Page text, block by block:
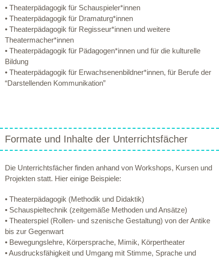
• Theaterpädagogik für Schauspieler*innen
• Theaterpädagogik für Dramaturg*innen
• Theaterpädagogik für Regisseur*innen und weitere
Theatermacher*innen
• Theaterpädagogik für Pädagogen*innen und für die kulturelle
Bildung
• Theaterpädagogik für Erwachsenenbildner*innen, für Berufe der
“Darstellenden Kommunikation”
Formate und Inhalte der Unterrichtsfächer
Die Unterrichtsfächer finden anhand von Workshops, Kursen und
Projekten statt. Hier einige Beispiele:
• Theaterpädagogik (Methodik und Didaktik)
• Schauspieltechnik (zeitgemäße Methoden und Ansätze)
• Theaterspiel (Rollen- und szenische Gestaltung) von der Antike
bis zur Gegenwart
• Bewegungslehre, Körpersprache, Mimik, Körpertheater
• Ausdrucksfähigkeit und Umgang mit Stimme, Sprache und